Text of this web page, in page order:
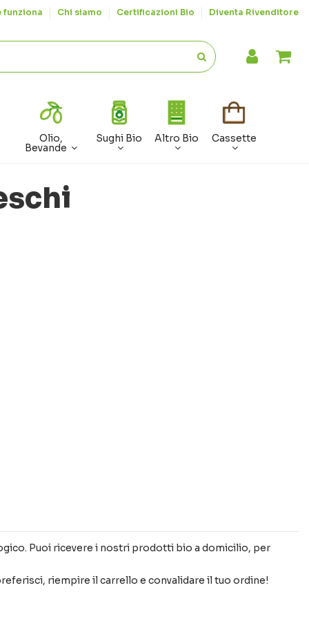
funziona Chi siamo Certificazioni Bio Diventa Rivenditore
Olio,
Bevande
Sughi Bio Altro Bio Cassette
Puoi ricevere i nostri prodotti bio a domicilio, per
riempire il carrello e convalidare il tuo ordine!